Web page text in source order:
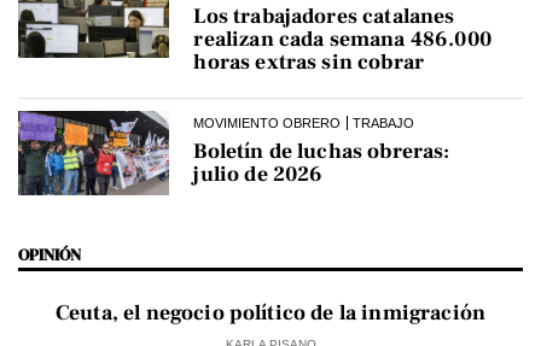
Los trabajadores catalanes
realizan cada semana 486.000
horas extras sin cobrar
MOVIMIENTO OBRERO TRABAJO
Boletín de luchas obreras:
julio de 2026
OPINIÓN
Ceuta, el negocio político de la inmigración